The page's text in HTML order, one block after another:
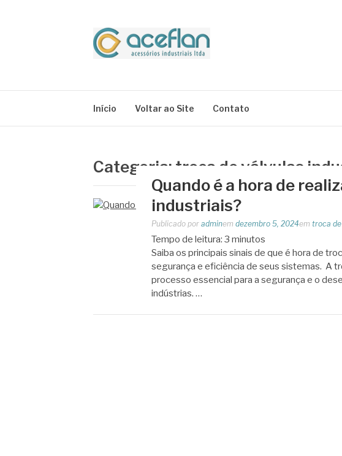
Início Voltar ao Site Contato
Categoria: troca de válvulas
Quando é a hora de
industriais?
Publicado por adminem dezembro 5, 2024em troca
Tempo de leitura: 3 minutos
Saiba os principais sinais de que é hora de
segurança e eficiência de seus sistemas. A
processo essencial para a segurança e o
indústrias. …